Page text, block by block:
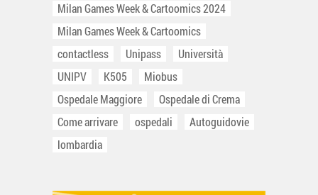
Milan Games Week & Cartoomics 2024
Milan Games Week & Cartoomics
contactless
Unipass
Università
UNIPV
K505
Miobus
Ospedale Maggiore
Ospedale di Crema
Come arrivare
ospedali
Autoguidovie
lombardia